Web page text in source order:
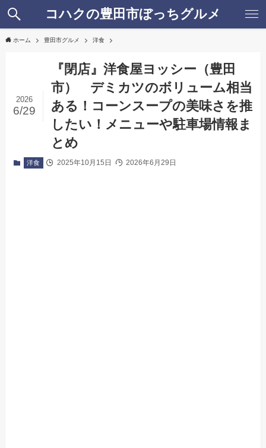
コハクの豊田市ぼっちグルメ
ホーム 豊田市グルメ 洋食
『閉店』洋食屋ヨッシー（豊田
市） デミカツのボリューム相当
ある！コーンスープの美味さを推
したい！メニューや駐車場情報ま
とめ
2026
6/29
洋食 2025年10月15日 2026年6月29日